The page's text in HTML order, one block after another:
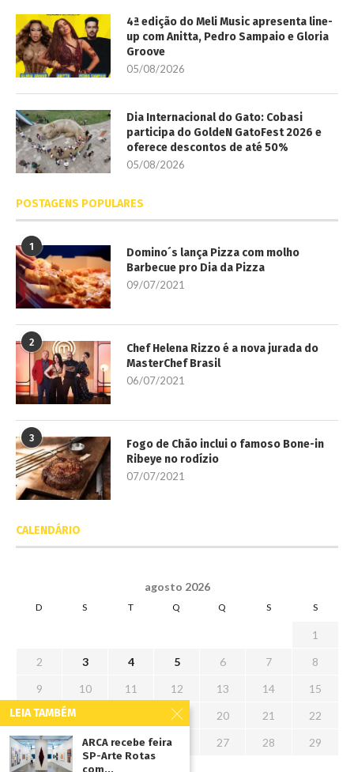
4ª edição do Meli Music apresenta line-
up com Anitta, Pedro Sampaio e Gloria
Groove
05/08/2026
Dia Internacional do Gato: Cobasi
participa do GoldeN GatoFest 2026 e
oferece descontos de até 50%
05/08/2026
POSTAGENS POPULARES
1
Domino´s lança Pizza com molho
Barbecue pro Dia da Pizza
09/07/2021
2
Chef Helena Rizzo é a nova jurada do
MasterChef Brasil
06/07/2021
3
Fogo de Chão inclui o famoso Bone-in
Ribeye no rodízio
07/07/2021
CALENDÁRIO
agosto 2026
D S T Q Q S S
1
2
3 4 5 6 7
8
9
10 11 12 13 14
15
16
19 20 21
22
23
24 25 26 27 28
29
LEIA TAMBÉM
ARCA recebe feira
SP-Arte Rotas
com...